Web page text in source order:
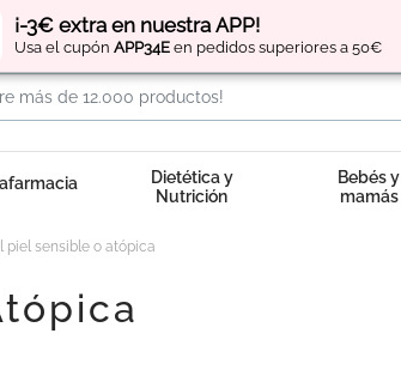
¡-3€ extra en nuestra APP!
Usa el cupón APP34E en pedidos superiores a 50€
Regístratey obtén
Dietética y
Nutrición
Bebés y
mamás
piel sensible o atópica